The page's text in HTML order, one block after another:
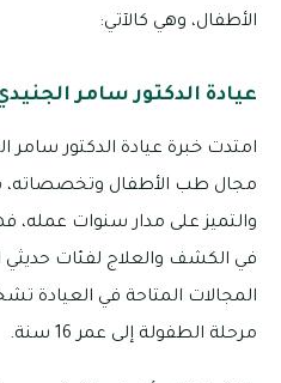
الأطفال، وهي كالآتي:
عيادة الدكتور سامر
امتدت خبرة عيادة الدكتور سامر
مجال طب الأطفال وتخصصاته،
والتميز على مدار سنوات
في الكشف والعلاج لفئات حديثي
المجالات المتاحة في
مرحلة الطفولة إلى عمر 16 سنة.